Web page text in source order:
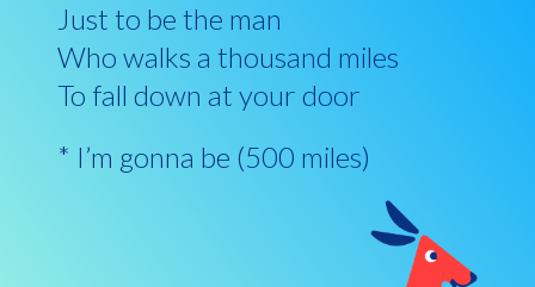
Just to be the man
Who walks a thousand miles
To fall down at your door
* I’m gonna be (500 miles)